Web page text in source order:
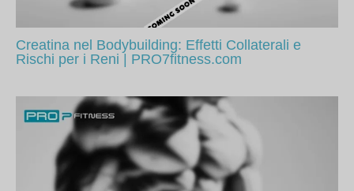
Creatina nel Bodybuilding: Effetti Collaterali e
Rischi per i Reni | PRO7fitness.com